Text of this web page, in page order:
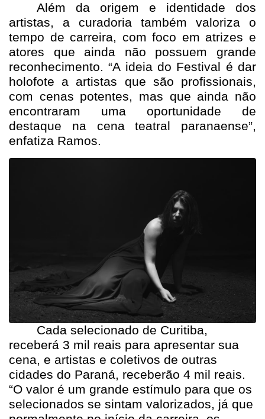
Além da origem e identidade dos
artistas, a curadoria também valoriza o
tempo de carreira, com foco em atrizes e
atores que ainda não possuem grande
reconhecimento. “A ideia do Festival é dar
holofote a artistas que são profissionais,
com cenas potentes, mas que ainda não
encontraram uma oportunidade de
destaque na cena teatral paranaense”,
enfatiza Ramos.
Cada selecionado de Curitiba,
receberá 3 mil reais para apresentar sua
cena, e artistas e coletivos de outras
cidades do Paraná, receberão 4 mil reais.
“O valor é um grande estímulo para que os
selecionados se sintam valorizados, já que